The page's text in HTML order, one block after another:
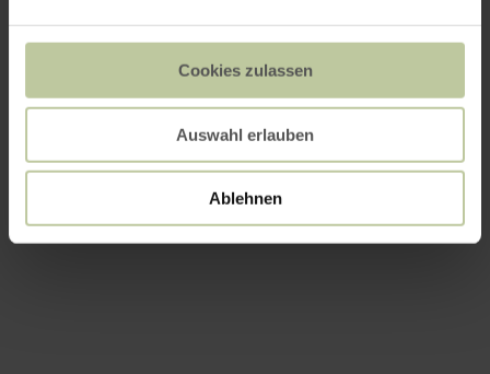
Cookies zulassen
Auswahl erlauben
Ablehnen